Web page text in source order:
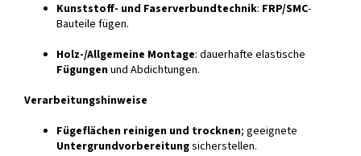
Kunststoff- und Faserverbundtechnik: FRP/SMC-
Bauteile fügen.
Holz-/Allgemeine Montage: dauerhafte elastische
Fügungenund Abdichtungen.
Verarbeitungshinweise
Fügeflächen reinigen und trocknen; geeignete
Untergrundvorbereitungsicherstellen.